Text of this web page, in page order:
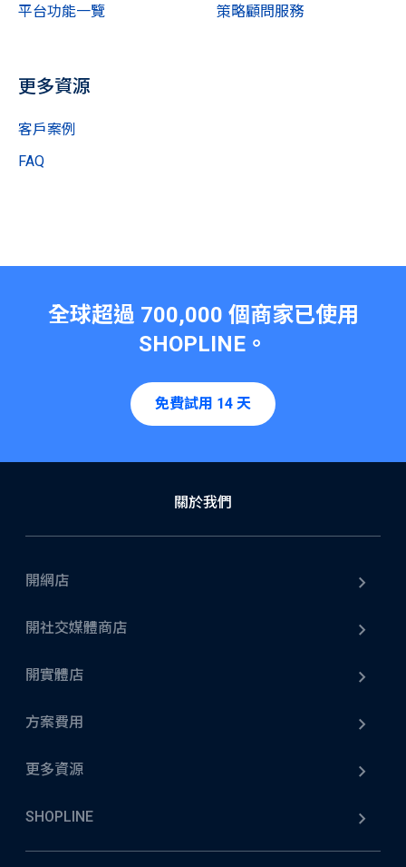
平台功能一覽
策略顧問服務
更多資源
客戶案例
FAQ
全球超過 700,000 個商家已使用
SHOPLINE 。
免費試用 14 天
關於我們
開網店
開社交媒體商店
開實體店
方案費用
更多資源
SHOPLINE